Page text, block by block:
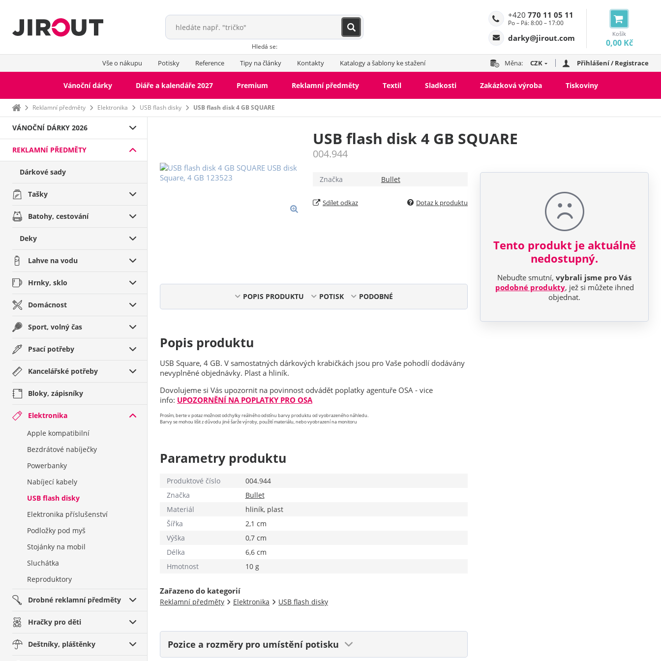
Košík
0,00 Kč
+420 770 11 05 11
Po – Pá: 8:00 – 17:00
darky@jirout.com
Hledá se:
Vše o nákupu Potisky Reference Tipy na články Kontakty Katalogy a šablony ke stažení Měna: CZK Přihlášení / Registrace
Vánoční dárky Diáře a kalendáře 2027 Premium Reklamní předměty Textil Sladkosti Zakázková výroba Tiskoviny
Domů Reklamní předměty Elektronika USB flash disky USB flash disk 4 GB SQUARE
VÁNOČNÍ DÁRKY 2026
REKLAMNÍ PŘEDMĚTY
Dárkové sady
Tašky
Batohy, cestování
Deky
Lahve na vodu
Hrnky, sklo
Domácnost
Sport, volný čas
Psací potřeby
Kancelářské potřeby
Bloky, zápisníky
Elektronika
Apple kompatibilní
Bezdrátové nabíječky
Powerbanky
Nabíjecí kabely
USB flash disky
Elektronika příslušenství
Podložky pod myš
Stojánky na mobil
Sluchátka
Reproduktory
Drobné reklamní předměty
Hračky pro děti
Deštníky, pláštěnky
USB flash disk 4 GB SQUARE
004.944
Tento produkt je aktuálně
nedostupný.
Nebuďte smutní,vybrali jsme pro Vás
podobné produkty, jež si můžete ihned
objednat.
Značka Bullet
Sdílet odkaz Dotaz k produktu
POPIS PRODUKTU POTISK PODOBNÉ
Popis produktu
USB Square, 4 GB. V samostatných dárkových krabičkách jsou pro Vaše pohodlí dodávány
nevyplněné objednávky. Plast a hliník.
Dovolujeme si Vás upozornit na povinnost odvádět poplatky agentuře OSA - vice
info: UPOZORNĚNÍ NA POPLATKY PRO OSA
Prosím, berte v potaz možnost odchylky reálného odstínu barvy produktu od vyobrazeného náhledu.
Barvy se mohou lišit z důvodu jiné šarže výroby, použití materiálu, nebo vyobrazení na monitoru
Parametry produktu
Produktové číslo
004.944
Značka
Bullet
Materiál
hliník, plast
Šířka
2,1 cm
Výška
0,7 cm
Délka
6,6 cm
Hmotnost
10 g
Zařazeno do kategorií
Reklamní předměty Elektronika USB flash disky
Pozice a rozměry pro umístění potisku